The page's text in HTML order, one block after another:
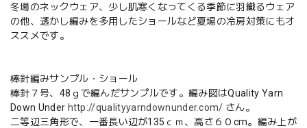
冬場のネックウェア、少し肌寒くなってくる季節に羽織るウェア
の他、透かし編みを多用したショールなど夏場の冷房対策にもオ
ススメです。
棒針編みサンプル・ショール
棒針７号、48ｇで編んだサンプルです。編み図はQuality Yarn
Down Under http://qualityyarndownunder.com/ さん。
二等辺三角形で、一番長い辺が135ｃｍ、高さ６０cm。編み上が